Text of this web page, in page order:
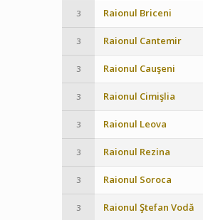
3 Raionul Briceni
3 Raionul Cantemir
3 Raionul Cauşeni
3 Raionul Cimişlia
3 Raionul Leova
3 Raionul Rezina
3 Raionul Soroca
3 Raionul Ştefan Vodă